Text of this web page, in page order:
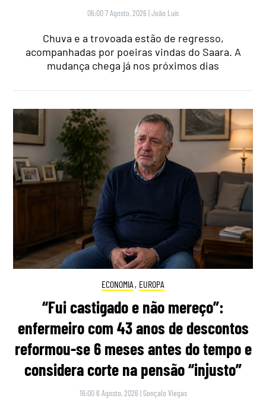
06:00 7 Agosto, 2026 |João Luís
Chuva e a trovoada estão de regresso,
acompanhadas por poeiras vindas do Saara. A
mudança chega já nos próximos dias
ECONOMIA , EUROPA
“Fui castigado e não mereço”:
enfermeiro com 43 anos de descontos
reformou-se 6 meses antes do tempo e
considera corte na pensão “injusto”
16:00 6 Agosto, 2026 | Gonçalo Viegas